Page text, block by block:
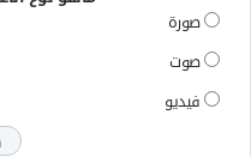
صورة
صوت
فيديو